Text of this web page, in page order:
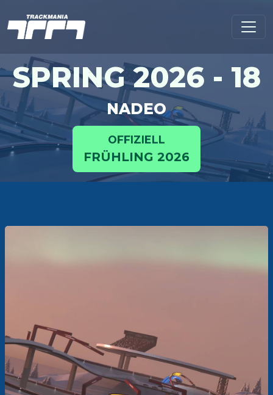
SPRING 2026 - 18
NADEO
OFFIZIELL
FRÜHLING 2026